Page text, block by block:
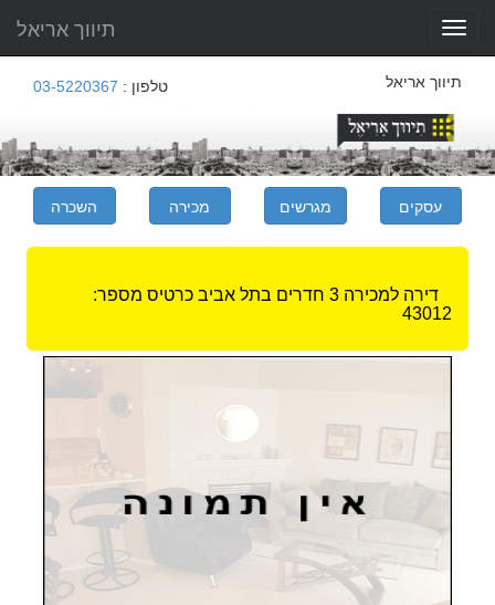
Toggle
navigation
תיווך אריאל
טלפון : 03-5220367 תיווך אריאל
דירה למכירה 3 חדרים בתל אביב
כרטיס מספר:
43012